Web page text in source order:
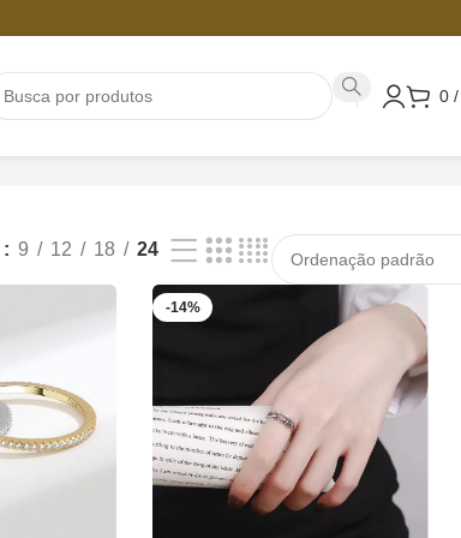
0 /
9 12 18 24
-14%